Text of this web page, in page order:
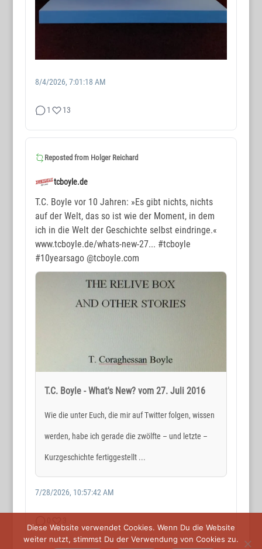
8/4/2026, 7:01:18 AM
1 13
Reposted from Holger Reichard
tcboyle.de
T.C. Boyle vor 10 Jahren: »Es gibt nichts, nichts
auf der Welt, das so ist wie der Moment, in dem
ich in die Welt der Geschichte selbst eindringe.«
www.tcboyle.de/whats-new-27... #tcboyle
#10yearsago@tcboyle.com
T.C. Boyle - What's New? vom 27. Juli 2016
Wie die unter Euch, die mir auf Twitter folgen, wissen
werden, habe ich gerade die zwölfte – und letzte –
Kurzgeschichte fertiggestellt ...
7/28/2026, 10:57:42 AM
WORTMAX
www.wortmax.de
www.wortmax.com
Das Kreativ-Netzwerk
KONTAKT
www.wortmax.net
Holger Reichard
SOCIAL MEDIA
Diese Website verwendet Cookies. Wenn Du die Website
weiter nutzt, stimmst Du der Verwendung von Cookies zu.